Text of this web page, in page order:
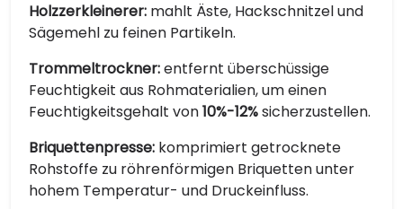
Holzzerkleinerer: mahlt Äste, Hackschnitzel und
Sägemehl zu feinen Partikeln.
Trommeltrockner:entfernt überschüssige
Feuchtigkeit aus Rohmaterialien, um einen
Feuchtigkeitsgehalt von10%-12%sicherzustellen.
Briquettenpresse: komprimiert getrocknete
Rohstoffe zu röhrenförmigen Briquetten unter
hohem Temperatur- und Druckeinfluss.